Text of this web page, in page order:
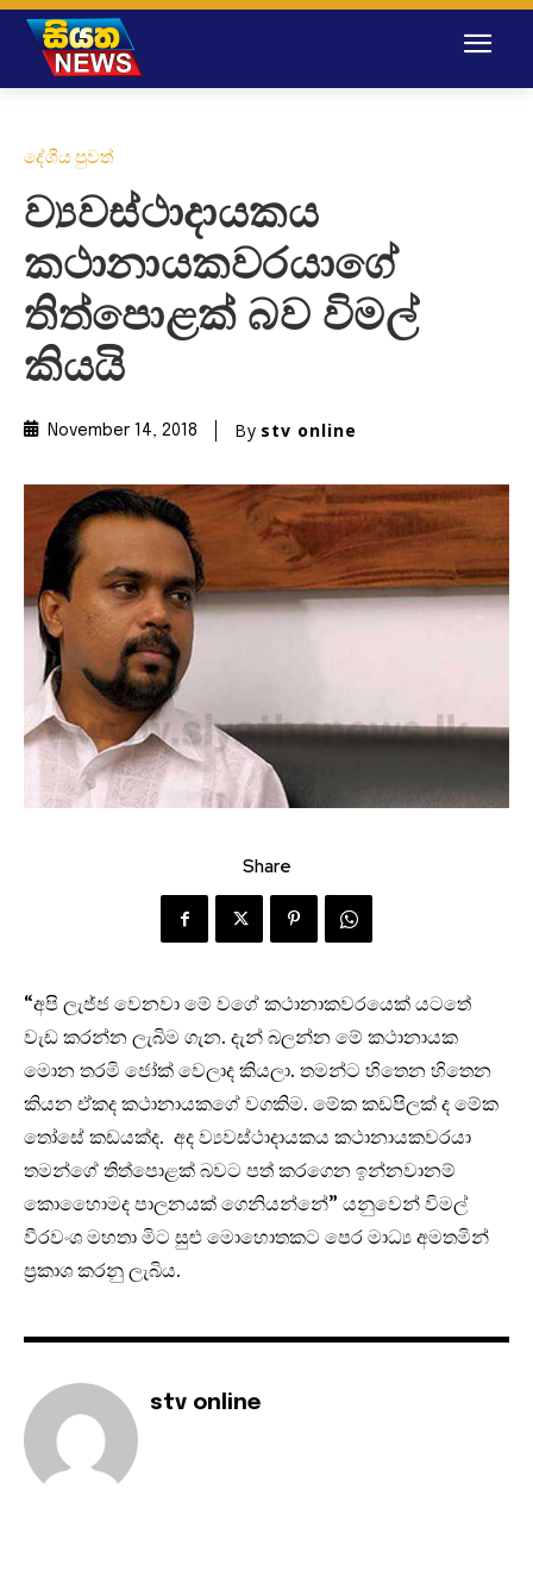
දේශීය පුවත්
ව්‍යවස්ථාදායකය
කථානායකවරයාගේ
තිත්පොළක් බව විමල්
කියයි
November 14, 2018 By stv online
Share
“අපි ලැජ්ජ වෙනවා මේ වගේ කථානාකවරයෙක් යටතේ
වැඩ කරන්න ලැබිම ගැන. දැන් බලන්න මේ කථානායක
මොන තරමි ජෝක් වෙලාද කියලා. තමන්ට හිතෙන හිතෙන
කියන ඒකද කථානායකගේ වගකිම. මේක කඩපිලක් ද මේක
තෝසේ කඩයක්ද. අද ව්‍යවස්ථාදායකය කථානායකවරයා
තමන්ගේ තිත්පොළක් බවට පත් කරගෙන ඉන්නවානම්
කොහෙොමද පාලනයක් ගෙනියන්නේ” යනුවෙන් විමල්
වීරවංශ මහතා මිට සුළු මොහොතකට පෙර මාධ්‍ය අමතමින්
ප්‍රකාශ කරනු ලැබිය.
stv online